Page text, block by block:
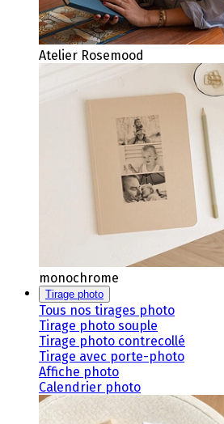
Atelier Rosemood
monochrome
Tirage photo
Tous nos tirages photo
Tirage photo souple
Tirage photo contrecollé
Tirage avec porte-photo
Affiche photo
Calendrier photo